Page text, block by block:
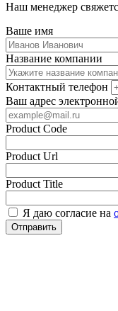
Наш менеджер
Ваше имя
Название компании
Контактный телефон
Ваш адрес
Product Code
Product Url
Product Title
Я даю согласие на
Отправить